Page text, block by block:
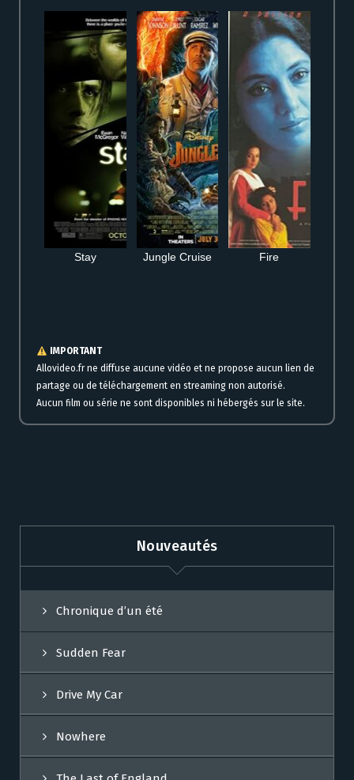
Stay Jungle Cruise Fire
IMPORTANT
Allovideo.fr ne diffuse aucune vidéo et ne propose aucun lien de
partage ou de téléchargement en streaming non autorisé.
Aucun film ou série ne sont disponibles ni hébergés sur le site.
Nouveautés
Chronique d’un été
Sudden Fear
Drive My Car
Nowhere